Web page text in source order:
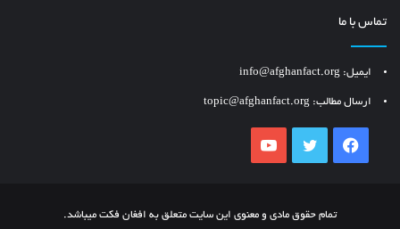
تماس با ما
ایمیل: info@afghanfact.org
ارسال مطالب: topic@afghanfact.org
Facebook
Twitter
YouTube
تمام حقوق مادی و معنوی این سایت متعلق به افغان فکت میباشد.